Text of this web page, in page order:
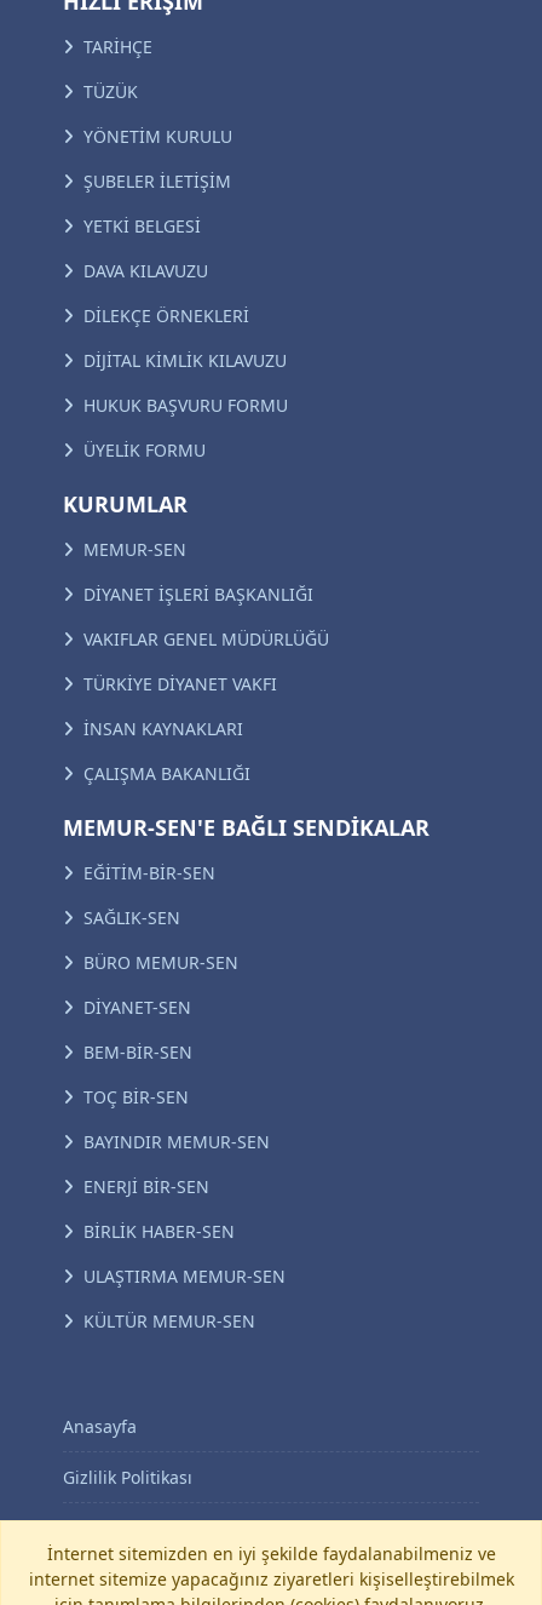
TARİHÇE
TÜZÜK
YÖNETİM KURULU
ŞUBELER İLETİŞİM
YETKİ BELGESİ
DAVA KILAVUZU
DİLEKÇE ÖRNEKLERİ
DİJİTAL KİMLİK KILAVUZU
HUKUK BAŞVURU FORMU
ÜYELİK FORMU
KURUMLAR
MEMUR-SEN
DİYANET İŞLERİ BAŞKANLIĞI
VAKIFLAR GENEL MÜDÜRLÜĞÜ
TÜRKİYE DİYANET VAKFI
İNSAN KAYNAKLARI
ÇALIŞMA BAKANLIĞI
MEMUR-SEN'E BAĞLI SENDİKALAR
EĞİTİM-BİR-SEN
SAĞLIK-SEN
BÜRO MEMUR-SEN
DİYANET-SEN
BEM-BİR-SEN
TOÇ BİR-SEN
BAYINDIR MEMUR-SEN
ENERJİ BİR-SEN
BİRLİK HABER-SEN
ULAŞTIRMA MEMUR-SEN
KÜLTÜR MEMUR-SEN
Anasayfa
Gizlilik Politikası
KVKK Aydınlatma Metni
İletişim
İnternet sitemizden en iyi şekilde faydalanabilmeniz ve
internet sitemize yapacağınız ziyaretleri kişiselleştirebilmek